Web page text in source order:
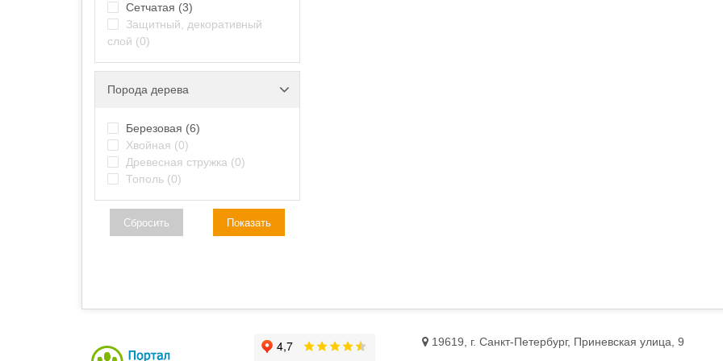
Сетчатая (3)
Защитный, декоративный
слой (0)
Порода дерева
Березовая (6)
Хвойная (0)
Древесная стружка (0)
Тополь (0)
Сбросить Показать
19619, г. Санкт-Петербург, Приневская улица, 9